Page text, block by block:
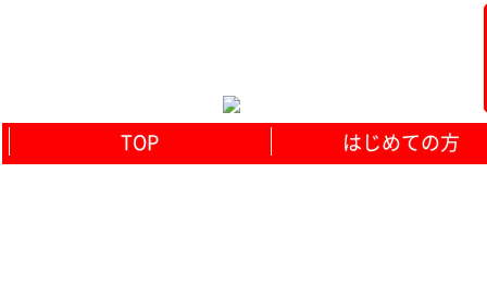
TOP はじめての方